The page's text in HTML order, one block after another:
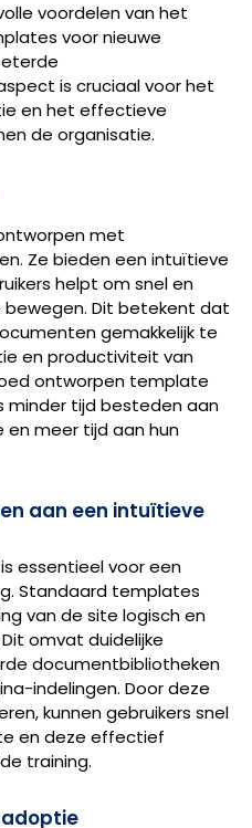
voordelen van het
voor nieuwe
is cruciaal voor het
en het effectieve
de organisatie.
met
Ze bieden een intuïtieve
helpt om snel en
Dit betekent dat
gemakkelijk te
en productiviteit van
ontworpen template
minder tijd besteden aan
meer tijd aan hun
aan een intuïtieve
essentieel voor een
Standaard templates
van de site logisch en
omvat duidelijke
documentbibliotheken
indelingen. Door deze
kunnen gebruikers snel
en deze effectief
training.